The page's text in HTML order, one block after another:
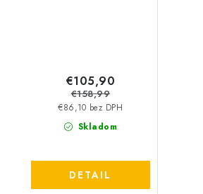
Skladom
€86,10 bez DPH
€105,90
€158,99
DETAIL